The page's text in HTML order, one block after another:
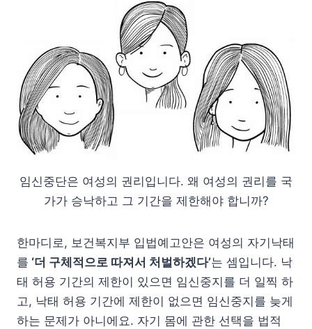
임신중단은 여성의 권리입니다. 왜 여성의 권리를 국
가가 승낙하고 그 기간을 제한해야 합니까?
한마디로, 보건복지부 입법예고안은 여성의 자기낙태
를 ‘더 구체적으로 따져서 처벌하겠다’는 셈입니다. 낙
태 허용 기간의 제한이 있으면 임신중지를 더 일찍 하
고, 낙태 허용 기간에 제한이 없으면 임신중지를 늦게
하는 문제가 아니에요. 자기 몸에 관한 선택을 법적